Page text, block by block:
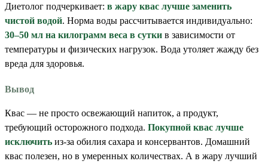
Диетолог подчеркивает: в жару квас лучше заменить
чистой водой. Норма воды рассчитывается индивидуально:
30–50 мл на килограмм веса в сутки в зависимости от
температуры и физических нагрузок. Вода утоляет жажду без
вреда для здоровья.
Вывод
Квас — не просто освежающий напиток, а продукт,
требующий осторожного подхода. Покупной квас лучше
исключить из-за обилия сахара и консервантов. Домашний
квас полезен, но в умеренных количествах. А в жару лучший